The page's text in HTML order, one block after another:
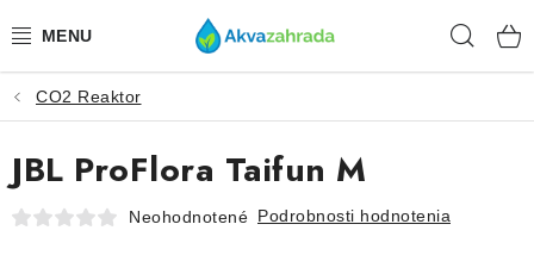
na
TECHNIKA
HNOJIVÁ
VODA
CO2 Reaktor
JBL ProFlora Taifun M
Neohodnotené Podrobnosti hodnotenia